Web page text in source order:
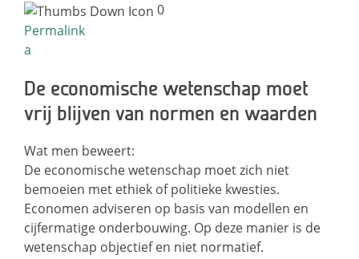
0
Permalink
a
De economische wetenschap moet
vrij blijven van normen en waarden
Wat men beweert:
De economische wetenschap moet zich niet
bemoeien met ethiek of politieke kwesties.
Economen adviseren op basis van modellen en
cijfermatige onderbouwing. Op deze manier is de
wetenschap objectief en niet normatief.